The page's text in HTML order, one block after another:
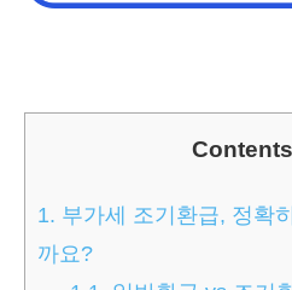
Contents
1. 부가세 조기환급, 정확
까요?